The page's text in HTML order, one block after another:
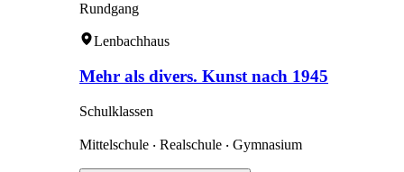
Rundgang
Lenbachhaus
Mehr als divers. Kunst nach 1945
Schulklassen
Mittelschule ‧ Realschule ‧ Gymnasium